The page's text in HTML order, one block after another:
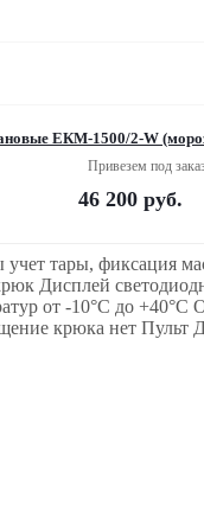
ЕКМ-1500/2-W
Привезем под
46 200 руб.
тары, фиксация
Дисплей
от -10°С до
крюка нет Пульт